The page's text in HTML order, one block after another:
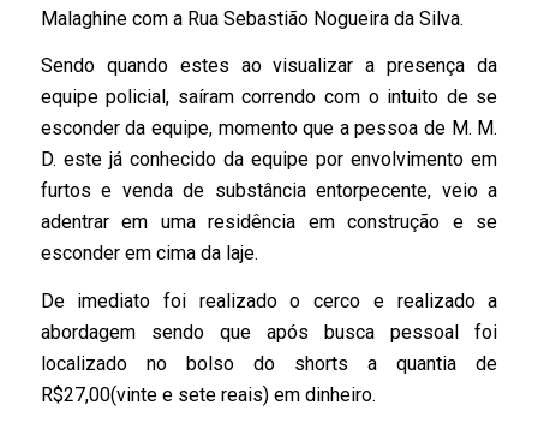
Malaghine com a Rua Sebastião Nogueira da Silva.
Sendo quando estes ao visualizar a presença da
equipe policial, saíram correndo com o intuito de se
esconder da equipe, momento que a pessoa de M. M.
D. este já conhecido da equipe por envolvimento em
furtos e venda de substância entorpecente, veio a
adentrar em uma residência em construção e se
esconder em cima da laje.
De imediato foi realizado o cerco e realizado a
abordagem sendo que após busca pessoal foi
localizado no bolso do shorts a quantia de
R$27,00(vinte e sete reais) em dinheiro.